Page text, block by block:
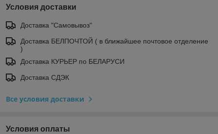
Условия доставки
Доставка "Самовывоз"
Доставка БЕЛПОЧТОЙ ( в ближайшее почтовое отделение
)
Доставка КУРЬЕР по БЕЛАРУСИ
Доставка СДЭК
Все условия доставки
Условия оплаты